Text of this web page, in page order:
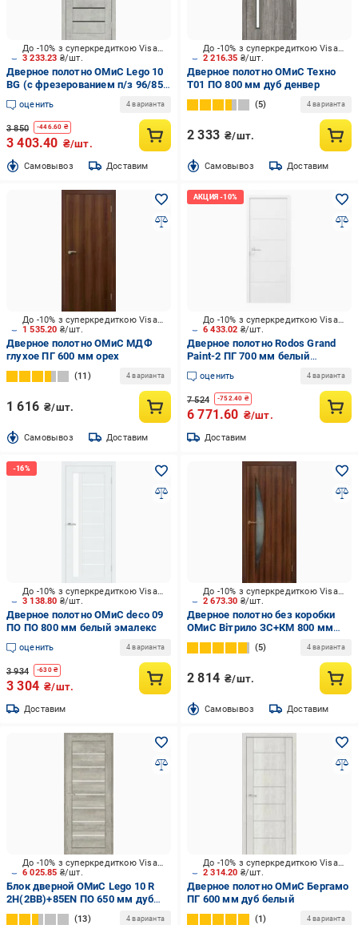
3 233.23 ₴/шт.
До -10% з суперкредиткою Visa Вигода
Дверное полотно ОМиС Lego 10
ВG (с фрезерованием п/з 96/85)
ПО черное стекло 800 мм
цемент
оценить 4 варианта
3 850 -446.60 ₴
3 403.40 ₴/шт.
Cамовывоз Доставим
2 216.35 ₴/шт.
До -10% з суперкредиткою Visa Вигода
Дверное полотно ОМиС Техно
Т01 ПО 800 мм дуб денвер
5 4 варианта
2 333 ₴/шт.
Cамовывоз Доставим
1 535.20 ₴/шт.
До -10% з суперкредиткою Visa Вигода
Дверное полотно ОМиС МДФ
глухое ПГ 600 мм орех
11 4 варианта
1 616 ₴/шт.
Cамовывоз Доставим
6 433.02 ₴/шт.
До -10% з суперкредиткою Visa Вигода
Дверное полотно Rodos Grand
Paint-2 ПГ 700 мм белый
матовый
оценить 4 варианта
7 524 -752.40 ₴
6 771.60 ₴/шт.
Доставим
3 138.80 ₴/шт.
До -10% з суперкредиткою Visa Вигода
Дверное полотно ОМиС deco 09
ПО ПО 800 мм белый эмалекс
оценить 4 варианта
3 934 -630₴
3 304 ₴/шт.
Доставим
2 673.30 ₴/шт.
До -10% з суперкредиткою Visa Вигода
Дверное полотно без коробки
ОМиС Вітрило ЗС+КМ 800 мм
орех
5 4 варианта
2 814 ₴/шт.
Cамовывоз Доставим
6 025.85 ₴/шт.
До -10% з суперкредиткою Visa Вигода
Блок дверной ОМиС Lego 10 R
2H(2BB)+85EN ПО 650 мм дуб
светло-серый
13 4 варианта
2 314.20 ₴/шт.
До -10% з суперкредиткою Visa Вигода
Дверное полотно ОМиС Бергамо
ПГ 600 мм дуб белый
1 4 варианта